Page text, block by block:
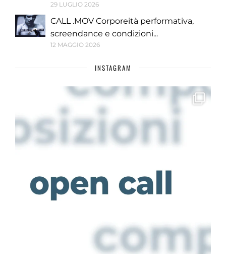
29 LUGLIO 2026
CALL .MOV Corporeità performativa,
screendance e condizioni...
12 MAGGIO 2026
INSTAGRAM